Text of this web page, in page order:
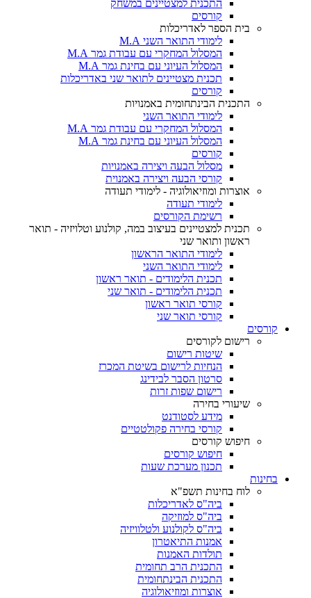
התכנית למצטיינים במשחק
קורסים
בית הספר לאדריכלות
לימודי התואר השני M.A
המסלול המחקרי עם עבודת גמר M.A
המסלול העיוני עם בחינת גמר M.A
תכנית מצטיינים לתואר שני באדריכלות
קורסים
התכנית הבינתחומית באמנויות
לימודי התואר השני
המסלול המחקרי עם עבודת גמר M.A
המסלול העיוני עם בחינת גמר M.A
קורסים
מסלול הבעה ויצירה באמנויות
קורסי הבעה ויצירה באמנוית
אוצרות ומוזיאולוגיה - לימודי תעודה
לימודי תעודה
רשימת הקורסים
תכנית למצטיינים בעיצוב במה, קולנוע וטלויזיה - תואר
ראשון ותואר שני
לימודי התואר הראשון
לימודי התואר השני
תכנית הלימודים - תואר ראשון
תכנית הלימודים - תואר שני
קורסי תואר ראשון
קורסי תואר שני
קורסים
רישום לקורסים
שיטות רישום
הנחיות לרישום בשיטת המכרז
סרטון הסבר לבידינג
רישום שפות זרות
שיעורי בחירה
מידע לסטודנט
קורסי בחירה פקולטטיים
חיפוש קורסים
חיפוש קורסים
תכנון מערכת שעות
בחינות
לוח בחינות תשפ"א
ביה"ס לאדריכלות
ביה"ס למוזיקה
ביה"ס לקולנוע ולטלוויזיה
אמנות התיאטרון
תולדות האמנות
התכנית הרב תחומית
התכנית הבינתחומית
אוצרות ומוזיאולוגיה